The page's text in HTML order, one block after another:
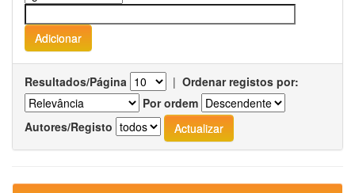
Resultados/Página | Ordenar registos por:
Por ordem
Autores/Registo